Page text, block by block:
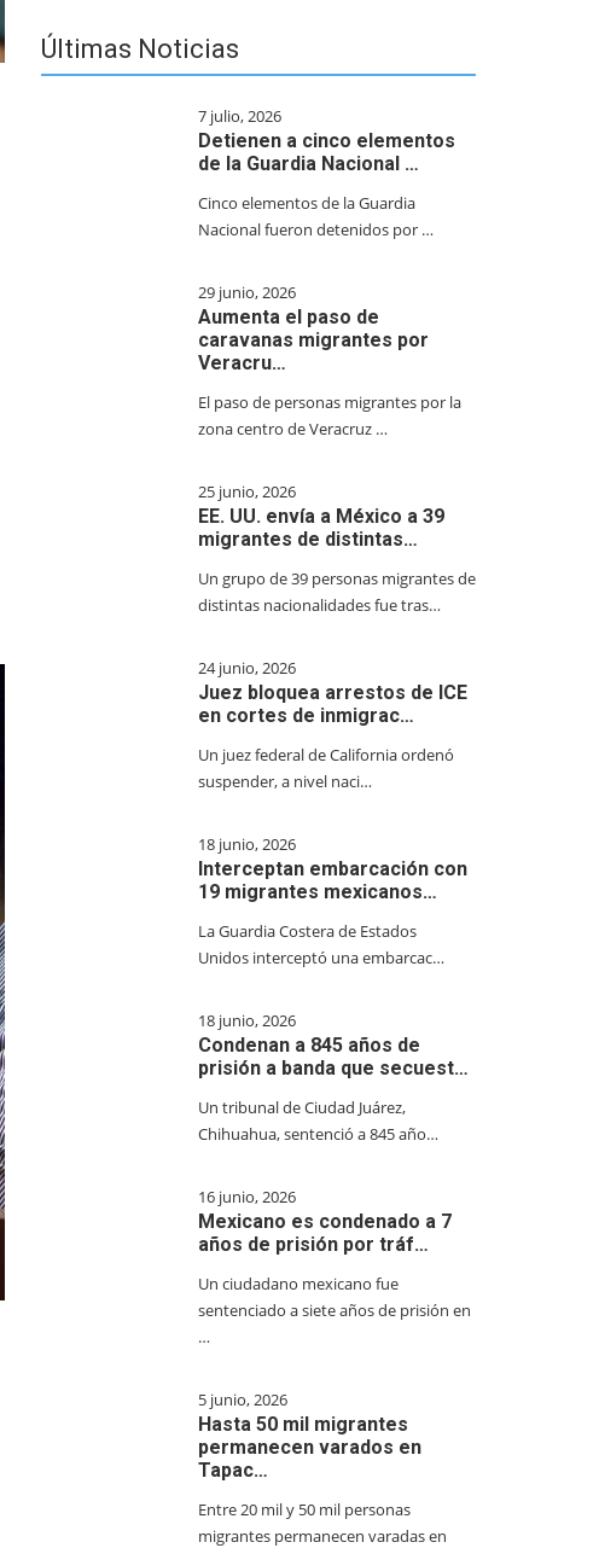
Últimas Noticias
7 julio, 2026
Detienen a cinco elementos
de la Guardia Nacional …
Cinco elementos de la Guardia
Nacional fueron detenidos por …
29 junio, 2026
Aumenta el paso de
caravanas migrantes por
Veracru…
El paso de personas migrantes por la
zona centro de Veracruz …
25 junio, 2026
EE. UU. envía a México a 39
migrantes de distintas…
Un grupo de 39 personas migrantes de
distintas nacionalidades fue tras…
24 junio, 2026
Juez bloquea arrestos de ICE
en cortes de inmigrac…
Un juez federal de California ordenó
suspender, a nivel naci…
18 junio, 2026
Interceptan embarcación con
19 migrantes mexicanos…
La Guardia Costera de Estados
Unidos interceptó una embarcac…
18 junio, 2026
Condenan a 845 años de
prisión a banda que secuest…
Un tribunal de Ciudad Juárez,
Chihuahua, sentenció a 845 año…
16 junio, 2026
Mexicano es condenado a 7
años de prisión por tráf…
Un ciudadano mexicano fue
sentenciado a siete años de prisión en
…
5 junio, 2026
Hasta 50 mil migrantes
permanecen varados en
Tapac…
Entre 20 mil y 50 mil personas
migrantes permanecen varadas en